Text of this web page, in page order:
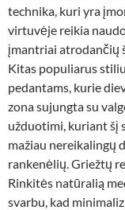
technika, kuri yra
virtuvėje reikia
įmantriai atrodančių
Kitas populiarus
pedantams, kurie
zona sujungta su
užduotimi, kuriant šį
mažiau nereikalingų
rankenėlių. Griežtų
Rinkitės natūralią
svarbu, kad